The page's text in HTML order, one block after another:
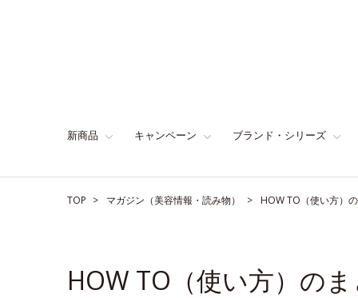
新商品 キャンペーン ブランド・シリーズ
TOP マガジン（美容情報・読み物） HOW TO（使い方）
HOW TO（使い方）の